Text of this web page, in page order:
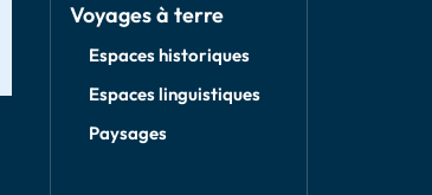
Voyages à terre
Espaces historiques
Espaces linguistiques
Paysages